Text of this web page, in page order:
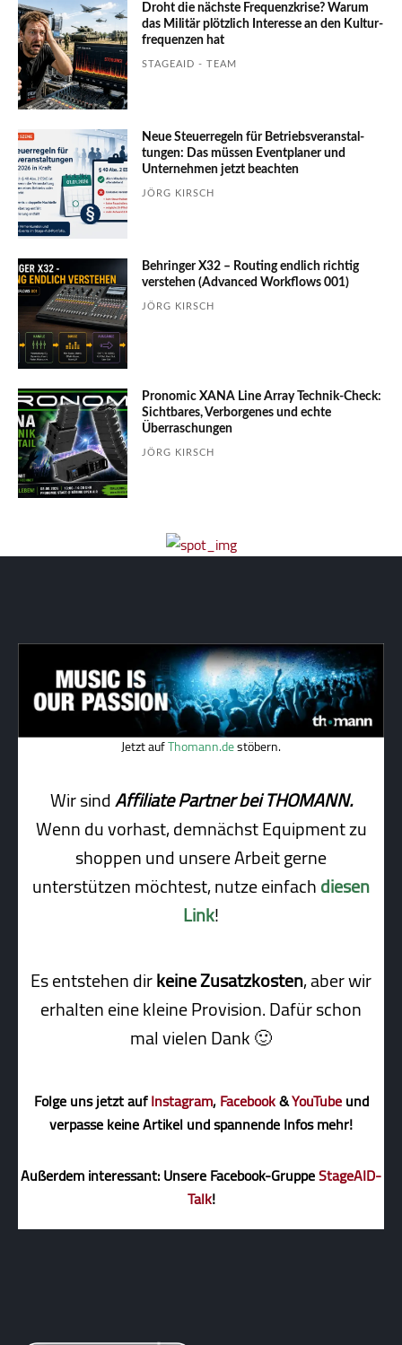
Droht die nächste Frequenzkrise? Warum
das Mili­tär plötzlich Inte­resse an den Kultur­
fre­quen­zen hat
STAGEAID - TEAM
Neue Steuerregeln für Betriebs­ver­an­stal­
tungen: Das müssen Event­planer und
Unter­nehmen jetzt beachten
JÖRG KIRSCH
Behringer X32 – Routing endlich richtig
verstehen (Advanced Workflows 001)
JÖRG KIRSCH
Pronomic XANA Line Array Technik-Check:
Sichtbares, Verborgenes und echte
Überraschungen
JÖRG KIRSCH
Jetzt aufThomann.destöbern.
Wir sindAffiliate Partner bei THOMANN.
Wenn du vorhast, demnächst Equipment zu
shoppen und unsere Arbeit gerne
unterstützen möchtest, nutze einfachdiesen
Link!
Es entstehen dirkeine Zusatzkosten, aber wir
erhalten eine kleine Pro­vi­sion. Dafür schon
mal vielen Dank 🙂
Folge uns jetzt aufInstagram,Facebook&YouTubeund
verpasse keine Artikel und spannende Infos mehr!
Außerdem interessant: Unsere Facebook-GruppeStageAID-
Talk!